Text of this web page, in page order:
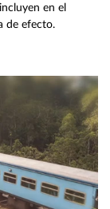
en el
de efecto.